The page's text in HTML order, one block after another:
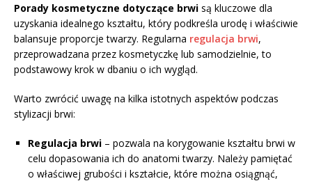
Porady kosmetyczne dotyczące brwi są kluczowe dla
uzyskania idealnego kształtu, który podkreśla urodę i właściwie
balansuje proporcje twarzy. Regularna regulacja brwi,
przeprowadzana przez kosmetyczkę lub samodzielnie, to
podstawowy krok w dbaniu o ich wygląd.
Warto zwrócić uwagę na kilka istotnych aspektów podczas
stylizacji brwi:
Regulacja brwi – pozwala na korygowanie kształtu brwi w
celu dopasowania ich do anatomi twarzy. Należy pamiętać
o właściwej grubości i kształcie, które można osiągnąć,